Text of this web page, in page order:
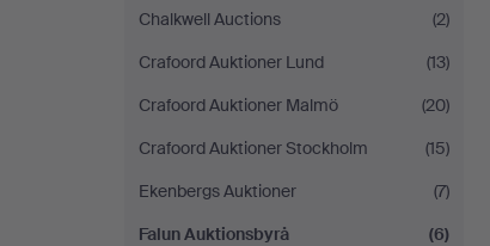
Chalkwell Auctions
(2)
Crafoord Auktioner Lund
(13)
Crafoord Auktioner Malmö
(20)
Crafoord Auktioner Stockholm
(15)
Ekenbergs Auktioner
(7)
Falun Auktionsbyrå
(6)